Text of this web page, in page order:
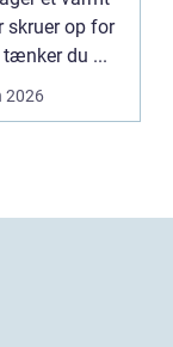
skruer op for
tænker du ...
2026